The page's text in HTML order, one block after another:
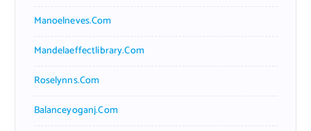
Manoelneves.com
Mandelaeffectlibrary.com
Roselynns.com
Balanceyoganj.com